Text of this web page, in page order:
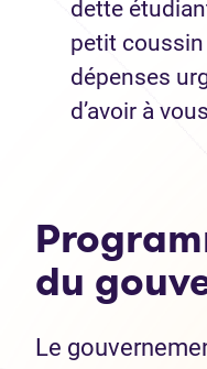
dette
petit
dépenses
d’avoir à
du
Le